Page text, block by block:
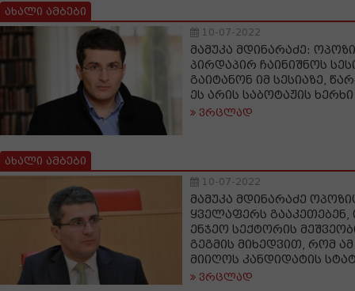
ახალი ამბები
10-07-2022
მამუკა მდინარაძე:
პირდაპირ ჩაინიშნოს
გაიტანონ იმ სესიაზე,
ეს არის საბოტაჟის ხერხი
ვრცლად
ახალი ამბები
10-07-2022
მამუკა მდინარაძე
ყველაფერს გააკეთებენ,
ენჯეო სექტორის
გეგმის მიხედვით, რომ ამ
მიიღოს კანდიდატის
ვრცლად